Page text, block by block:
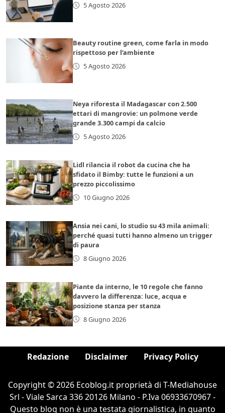
5 Agosto 2026
Beauty routine green, come farla in modo
rispettoso per l’ambiente
5 Agosto 2026
Neya riforesta il Madagascar con 2.500
ettari di mangrovie: un polmone verde
grande 3.300 campi da calcio
5 Agosto 2026
Lidl rilancia il robot da cucina che ha
sfidato il Bimby: tutte le funzioni a un
prezzo piccolissimo
10 Giugno 2026
Ansia nei cani, lo studio su 43 mila animali:
perché quasi tutti hanno almeno un trigger
di paura
8 Giugno 2026
Piante da interno, le 10 regole che fanno
davvero la differenza: luce, acqua e
posizione stanza per stanza
8 Giugno 2026
Redazione Disclaimer Privacy Policy
Copyright © 2026 Ecoblog.it proprietà di T-Mediahouse
Srl - Viale Sarca 336 20126 Milano - P.Iva 06933670967 -
Questo blog non è una testata giornalistica, in quanto